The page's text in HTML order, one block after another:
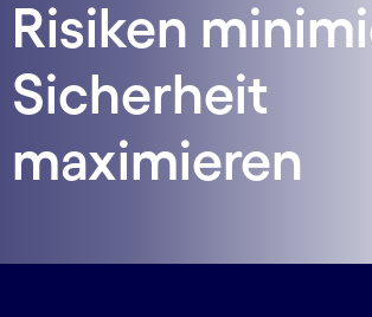
Risiken
Sicherheit
maximieren